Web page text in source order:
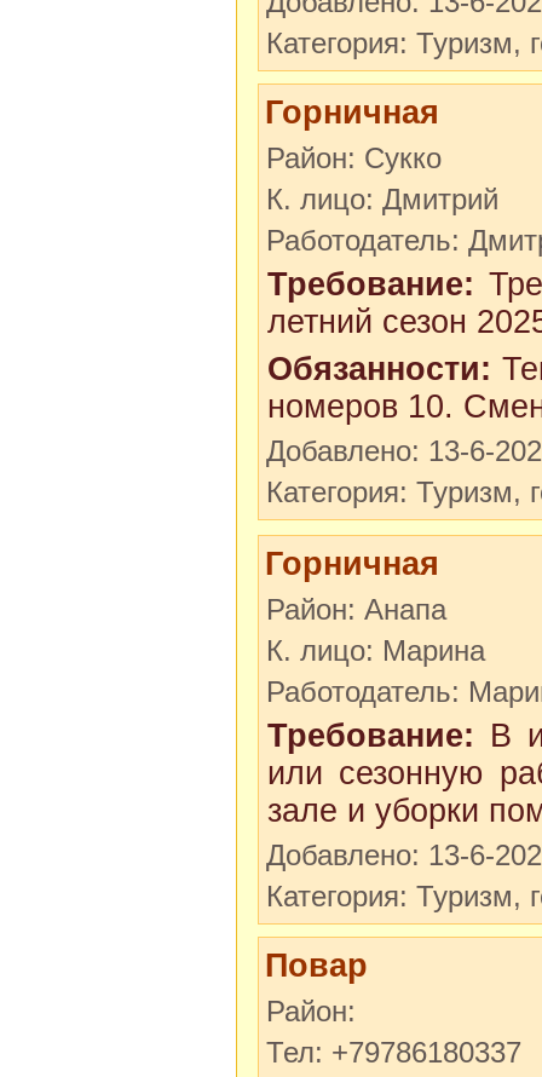
Категория: Туризм,
Горничная
Район: Сукко
К. лицо: Дмитрий
Работодатель:
Требование:
летний сезон
Обязанности:
номеров 10.
Добавлено: 13-6-
Категория: Туризм,
Горничная
Район: Анапа
К. лицо: Марина
Работодатель:
Требование: В
или сезонную
зале и уборки
Добавлено: 13-6-
Категория: Туризм,
Повар
Район:
Тел: +79786180337